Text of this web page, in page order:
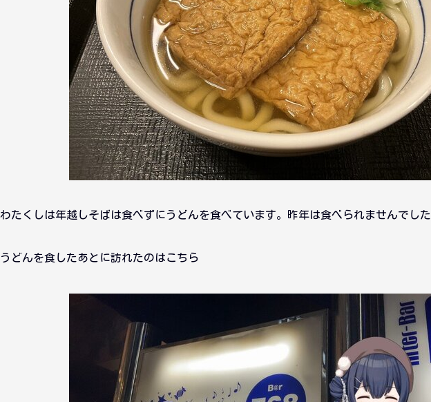
わたくしは年越しそばは食べずにうどんを食べています。昨年は食べられませんでし
うどんを食したあとに訪れたのはこちら